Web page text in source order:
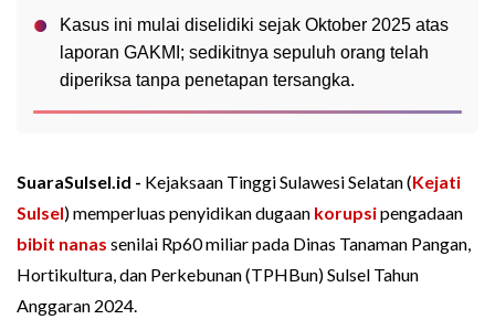
Kasus ini mulai diselidiki sejak Oktober 2025 atas
laporan GAKMI; sedikitnya sepuluh orang telah
diperiksa tanpa penetapan tersangka.
SuaraSulsel.id - Kejaksaan Tinggi Sulawesi Selatan (Kejati
Sulsel) memperluas penyidikan dugaan korupsipengadaan
bibit nanas senilai Rp60 miliar pada Dinas Tanaman Pangan,
Hortikultura, dan Perkebunan (TPHBun) Sulsel Tahun
Anggaran 2024.